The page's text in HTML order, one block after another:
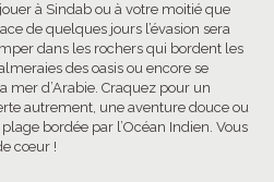
à Sindab ou à votre moitié que
de quelques jours l’évasion sera
dans les rochers qui bordent les
des oasis ou encore se
mer d’Arabie. Craquez pour un
autrement, une aventure douce ou
bordée par l’Océan Indien. Vous
cœur !